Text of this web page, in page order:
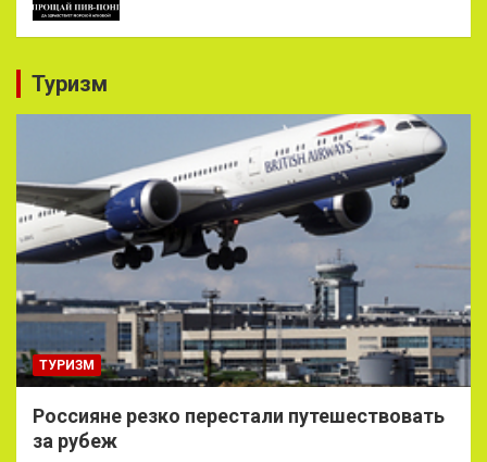
Туризм
ТУРИЗМ
Россияне резко перестали путешествовать
за рубеж